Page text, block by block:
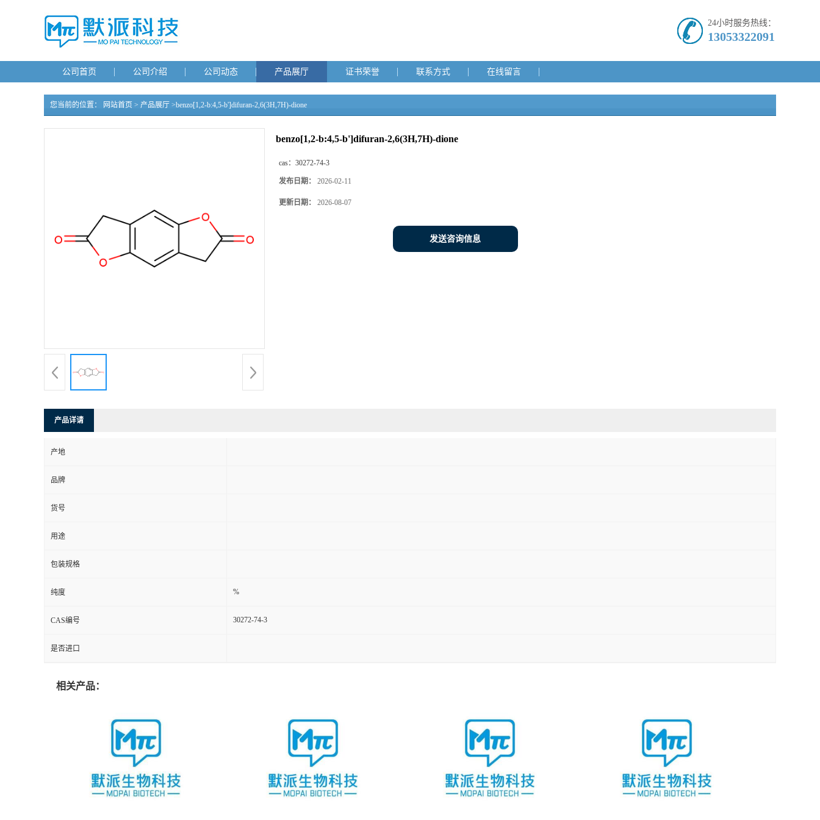
24小时服务热线：
13053322091
公司首页 公司介绍 公司动态 产品展厅 证书荣誉 联系方式 在线留言
您当前的位置： 网站首页 > 产品展厅 >benzo[1,2-b:4,5-b']difuran-2,6(3H,7H)-dione
benzo[1,2-b:4,5-b']difuran-2,6(3H,7H)-dione
cas： 30272-74-3
发布日期： 2026-02-11
更新日期： 2026-08-07
发送咨询信息
产品详请
产地
品牌
货号
用途
包装规格
纯度 %
CAS编号 30272-74-3
是否进口
相关产品：